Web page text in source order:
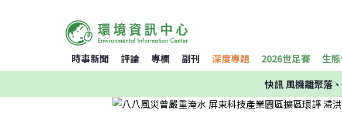
時事新聞 評論 專欄 副刊 深度專題 2026世足賽 生
快訊風機離聚落